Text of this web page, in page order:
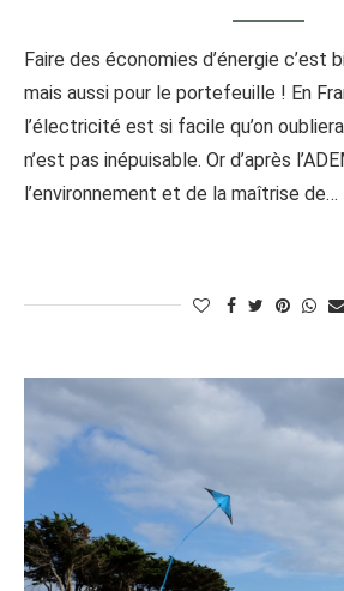
Faire des économies d’énergie c’est
mais aussi pour le portefeuille ! En
l’électricité est si facile qu’on
n’est pas inépuisable. Or d’après
l’environnement et de la maîtrise de…